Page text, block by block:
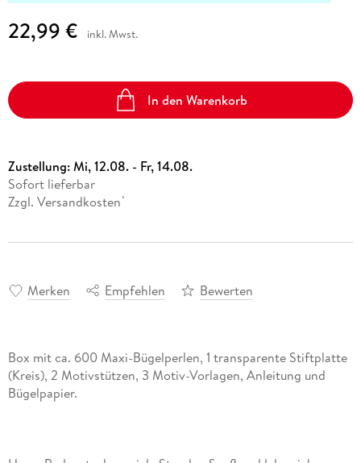
22,99 € inkl. Mwst.
In den Warenkorb
Zustellung:Mi, 12.08. - Fr, 14.08.
Sofort lieferbar
Zzgl. Versandkosten *
Merken Empfehlen Bewerten
Box mit ca. 600 Maxi-Bügelperlen, 1 transparente Stiftplatte
(Kreis), 2 Motivstützen, 3 Motiv-Vorlagen, Anleitung und
Bügelpapier.